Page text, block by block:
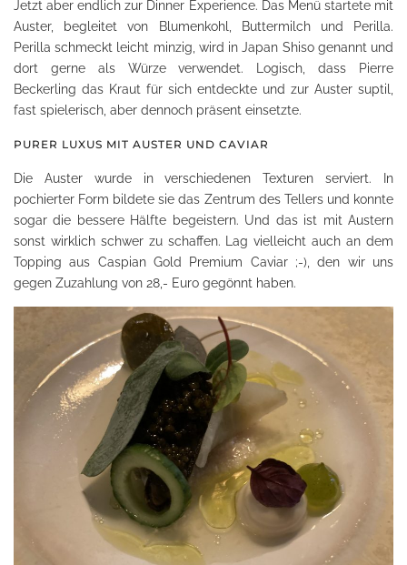
Jetzt aber endlich zur Dinner Experience. Das Menü startete mit
Auster, begleitet von Blumenkohl, Buttermilch und Perilla.
Perilla schmeckt leicht minzig, wird in Japan Shiso genannt und
dort gerne als Würze verwendet. Logisch, dass Pierre
Beckerling das Kraut für sich entdeckte und zur Auster suptil,
fast spielerisch, aber dennoch präsent einsetzte.
PURER LUXUS MIT AUSTER UND CAVIAR
Die Auster wurde in verschiedenen Texturen serviert. In
pochierter Form bildete sie das Zentrum des Tellers und konnte
sogar die bessere Hälfte begeistern. Und das ist mit Austern
sonst wirklich schwer zu schaffen. Lag vielleicht auch an dem
Topping aus Caspian Gold Premium Caviar ;-), den wir uns
gegen Zuzahlung von 28,- Euro gegönnt haben.